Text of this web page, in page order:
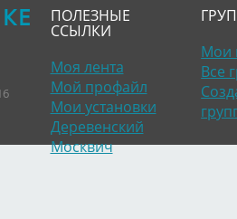
ПОЛЕЗНЫЕ
ССЫЛКИ
Моя лента
Мой профайл
Мои установки
Деревенский
Москвич
Мои
Все